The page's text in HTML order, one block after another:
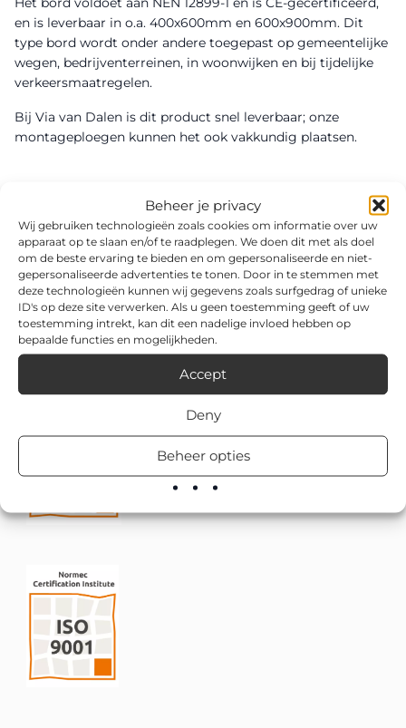
Beheer je privacy
Wij gebruiken technologieën zoals cookies om informatie over uw
apparaat op te slaan en/of te raadplegen. We doen dit met als doel
om de beste ervaring te bieden en om gepersonaliseerde en niet-
gepersonaliseerde advertenties te tonen. Door in te stemmen met
deze technologieën kunnen wij gegevens zoals surfgedrag of unieke
ID's op deze site verwerken. Als u geen toestemming geeft of uw
toestemming intrekt, kan dit een nadelige invloed hebben op
bepaalde functies en mogelijkheden.
Accept
Deny
Beheer opties
en is leverbaar in o.a. 400x600mm en 600x900mm. Dit
type bord wordt onder andere toegepast op gemeentelijke
wegen, bedrijventerreinen, in woonwijken en bij tijdelijke
verkeersmaatregelen.
Bij Via van Dalen is dit product snel leverbaar; onze
montageploegen kunnen het ook vakkundig plaatsen.